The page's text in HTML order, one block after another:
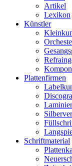
Artikel
Lexikon
Künstler
Plattenfirmen
Schriftmaterial